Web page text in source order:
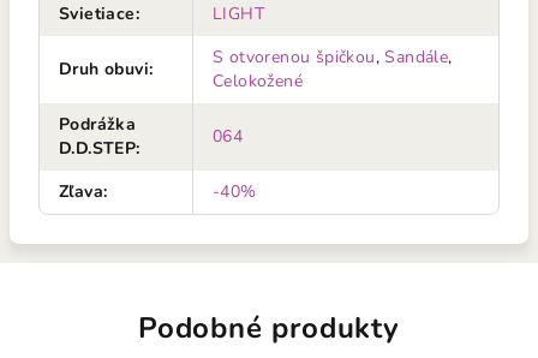
Svietiace: LIGHT
Druh obuvi:
S otvorenou špičkou,Sandále,
Celokožené
Podrážka
D.D.STEP:
064
Zľava: -40%
Podobné produkty